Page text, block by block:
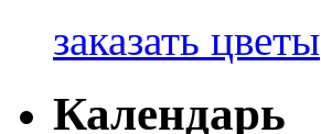
заказать цветы
Календарь